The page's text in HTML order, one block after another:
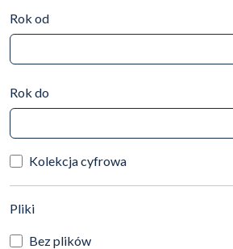
Rok od
Rok do
Kolekcja cyfrowa
Pliki(automatyczne przeładowanie treści)
Bez plików